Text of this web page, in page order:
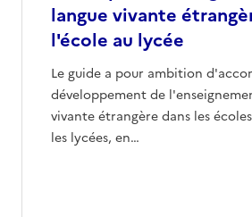
langue vivante
l'école au lycée
Le guide a pour ambition
développement de
vivante étrangère dans les
les lycées, en…